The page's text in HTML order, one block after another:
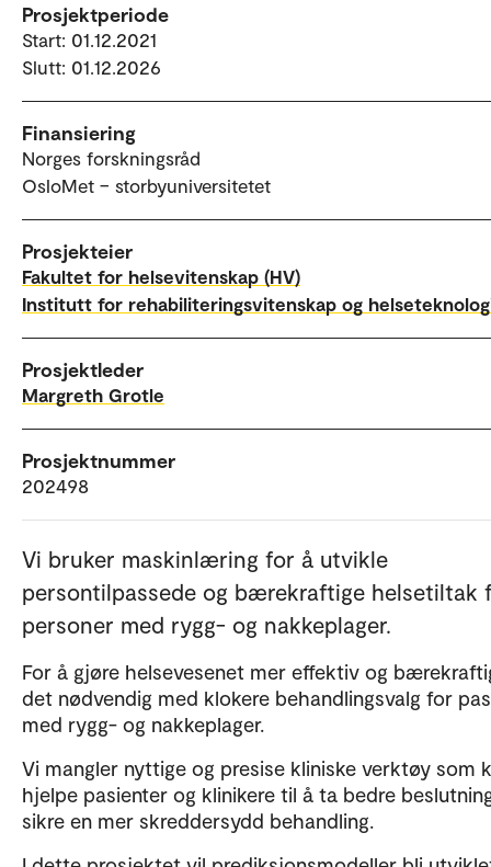
Prosjektperiode
Start: 01.12.2021
Slutt: 01.12.2026
Finansiering
Norges forskningsråd
OsloMet – storbyuniversitetet
Prosjekteier
Fakultet for helsevitenskap (HV)
Institutt for rehabiliteringsvitenskap og
Prosjektleder
Margreth Grotle
Prosjektnummer
202498
Vi bruker maskinlæring for å utvikle
persontilpassede og bærekraftige helsetiltak
personer med rygg- og nakkeplager.
For å gjøre helsevesenet mer effektiv og
det nødvendig med klokere behandlingsvalg for
med rygg- og nakkeplager.
Vi mangler nyttige og presise kliniske verktøy som
hjelpe pasienter og klinikere til å ta bedre
sikre en mer skreddersydd behandling.